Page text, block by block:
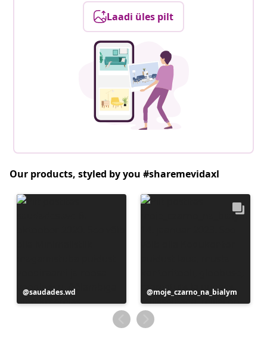
Laadi üles pilt
Our products, styled by you #sharemevidaxl
Postitus
avaldatud
saudades.wd
Postitus
avaldatud
moje_czarno_na_bialym